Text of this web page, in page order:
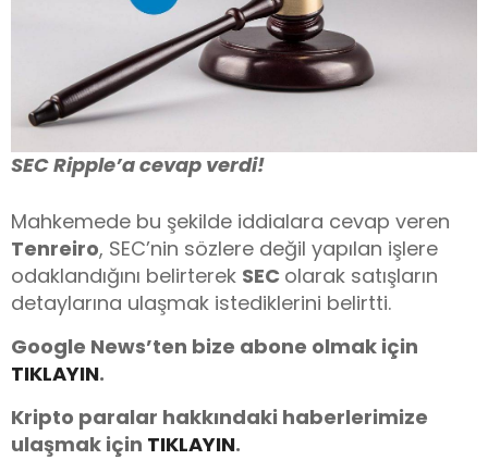
SEC Ripple’a cevap verdi!
Mahkemede bu şekilde iddialara cevap veren
Tenreiro, SEC’nin sözlere değil yapılan işlere
odaklandığını belirterek SEC olarak satışların
detaylarına ulaşmak istediklerini belirtti.
Google News’ten bize abone olmak için
TIKLAYIN.
Kripto paralar hakkındaki haberlerimize
ulaşmak için TIKLAYIN.